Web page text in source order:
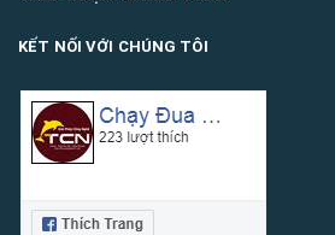
KẾT NỐI VỚI CHÚNG TÔI